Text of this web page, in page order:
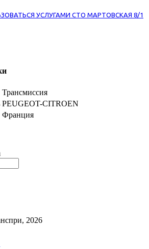
УСЛУГАМИ СТО МАРТОВСКАЯ 8/1
Трансмиссия
PEUGEOT-CITROEN
Франция
2026